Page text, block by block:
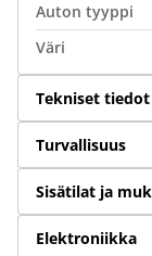
Auton tyyppi
Väri
Tekniset tiedot
Turvallisuus
Sisätilat ja
Elektroniikka